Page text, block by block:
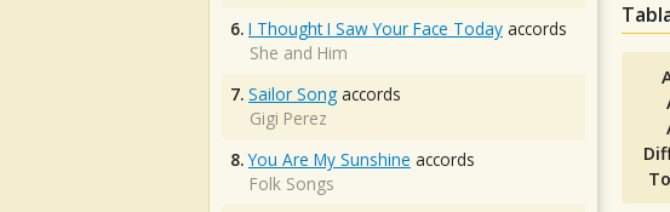
6. I Thought I Saw Your Face Today accords
She and Him
7. Sailor Song accords
Gigi Perez
8. You Are My Sunshine accords
Folk Songs